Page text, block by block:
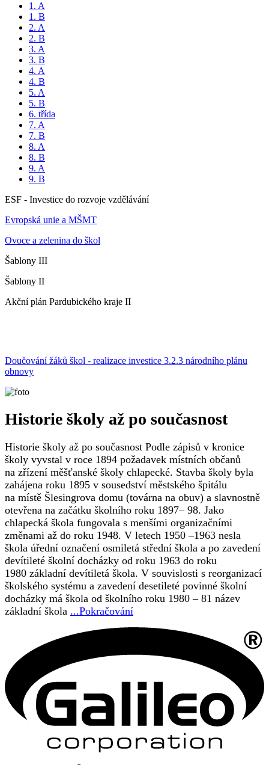
1. A
1. B
2. A
2. B
3. A
3. B
4. A
4. B
5. A
5. B
6. třída
7. A
7. B
8. A
8. B
9. A
9. B
ESF - Investice do rozvoje vzdělávání
Evropská unie a MŠMT
Ovoce a zelenina do škol
Šablony III
Šablony II
Akční plán Pardubického kraje II
Doučování žáků škol - realizace investice 3.2.3 národního plánu
obnovy
Historie školy až po současnost
Historie školy až po současnost Podle zápisů v kronice
školy vyvstal v roce 1894 požadavek místních občanů
na zřízení měšťanské školy chlapecké. Stavba školy byla
zahájena roku 1895 v sousedství městského špitálu
na místě Šlesingrova domu (továrna na obuv) a slavnostně
otevřena na začátku školního roku 1897– 98. Jako
chlapecká škola fungovala s menšími organizačními
změnami až do roku 1948. V letech 1950 –1963 nesla
škola úřední označení osmiletá střední škola a po zavedení
devítileté školní docházky od roku 1963 do roku
1980 základní devítiletá škola. V souvislosti s reorganizací
školského systému a zavedení desetileté povinné školní
docházky má škola od školního roku 1980 – 81 název
základní škola ...Pokračování